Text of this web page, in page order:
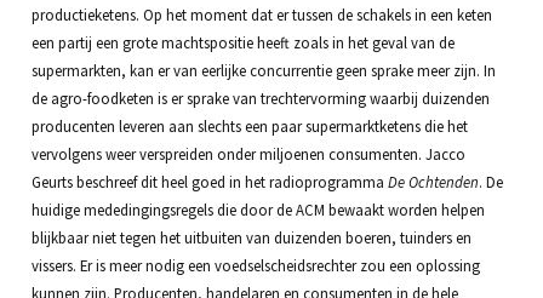
productieketens. Op het moment dat er tussen de schakels in een keten
een partij een grote machtspositie heeft zoals in het geval van de
supermarkten, kan er van eerlijke concurrentie geen sprake meer zijn. In
de agro-foodketen is er sprake van trechtervorming waarbij duizenden
producenten leveren aan slechts een paar supermarktketens die het
vervolgens weer verspreiden onder miljoenen consumenten. Jacco
Geurts beschreef dit heel goed in het radioprogramma De Ochtenden. De
huidige mededingingsregels die door de ACM bewaakt worden helpen
blijkbaar niet tegen het uitbuiten van duizenden boeren, tuinders en
vissers. Er is meer nodig een voedselscheidsrechter zou een oplossing
kunnen zijn. Producenten, handelaren en consumenten in de hele